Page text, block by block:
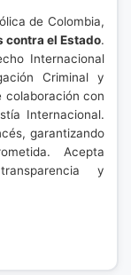
de Colombia,
contra el Estado.
Internacional
Criminal y
colaboración con
Internacional.
garantizando
Acepta
y